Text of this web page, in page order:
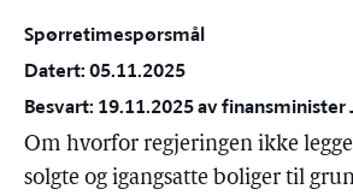
Spørretimespørsmål
Datert: 05.11.2025
Besvart: 19.11.2025 av
Om hvorfor regjeringen ikke
solgte og igangsatte boliger til